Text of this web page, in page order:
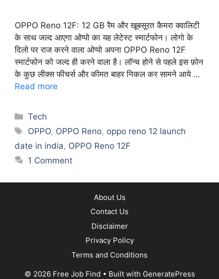
OPPO Reno 12F: 12 GB रैम और खूबसूरत कैमरा क्वालिटी
के साथ जल्द आएगा ओप्पो का यह लेटेस्ट स्मार्टफोन। लोगो के
दिलो पर राज करने वाला ओप्पो अपना OPPO Reno 12F
स्मार्टफोन को जल्द ही करने वाला है। लॉन्च होने से पहले इस फ़ोन
के कुछ लीक्स फीचर्स और कीमत बाहर निकल कर सामने आये …
Read more
Categories
Tech
Tags
OPPO, OPPO Reno, oppo reno 12 launch
date in india, OPPO Reno 12F
1 Comment
About Us
Contact Us
Disclaimer
Privacy Policy
Terms and Conditions
© 2026 Free Job Find • Built with GeneratePress